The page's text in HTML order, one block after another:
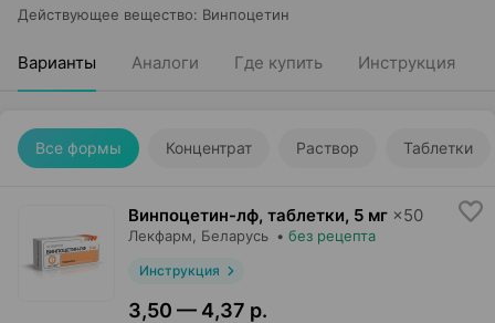
Действующее вещество: Винпоцетин
Варианты Аналоги Где купить Инструкция
Все формы Концентрат Раствор Таблетки
Винпоцетин-лф, таблетки, 5 мг ×50
Лекфарм , Беларусь • без рецепта
Инструкция
3,50 — 4,37 р.